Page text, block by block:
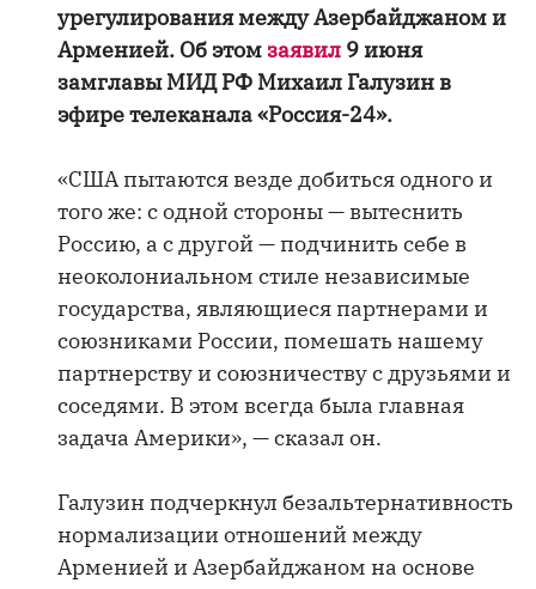
урегулирования между Азербайджаном и
Арменией. Об этомзаявил 9 июня
замглавы МИД РФ Михаил Галузин в
эфире телеканала «Россия-24».
«США пытаются везде добиться одного и
того же: с одной стороны — вытеснить
Россию, а с другой — подчинить себе в
неоколониальном стиле независимые
государства, являющиеся партнерами и
союзниками России, помешать нашему
партнерству и союзничеству с друзьями и
соседями. В этом всегда была главная
задача Америки», — сказал он.
Галузин подчеркнул безальтернативность
нормализации отношений между
Арменией и Азербайджаном на основе